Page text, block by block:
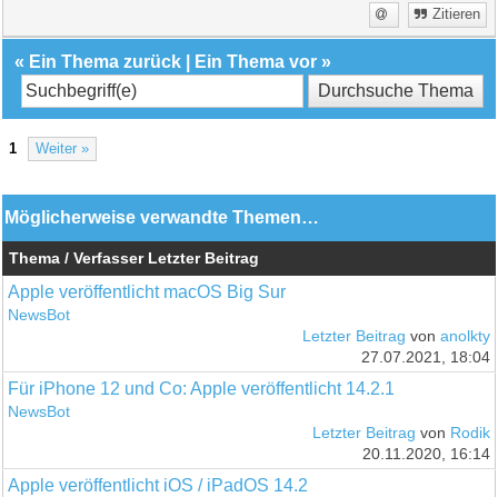
Zitieren
« Ein Thema zurück Ein Thema vor »
1 Weiter »
Möglicherweise verwandte Themen…
Thema / Verfasser Letzter Beitrag
Apple veröffentlicht macOS Big Sur
NewsBot
Letzter Beitrag von anolkty
27.07.2021, 18:04
Für iPhone 12 und Co: Apple veröffentlicht 14.2.1
NewsBot
Letzter Beitrag von Rodik
20.11.2020, 16:14
Apple veröffentlicht iOS / iPadOS 14.2